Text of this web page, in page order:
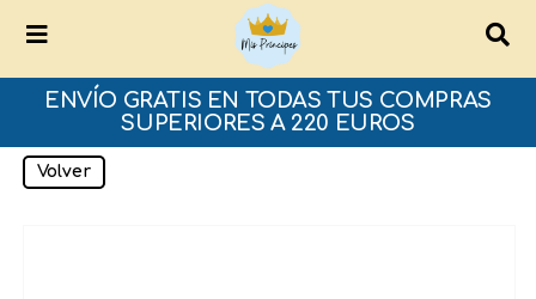
ENVÍO GRATIS EN TODAS TUS COMPRAS
SUPERIORES A 220 EUROS
Volver